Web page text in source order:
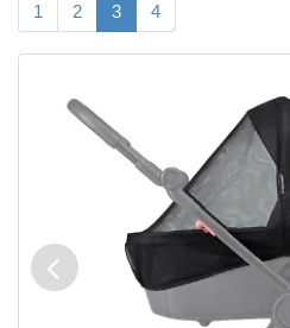
1 2 3 4